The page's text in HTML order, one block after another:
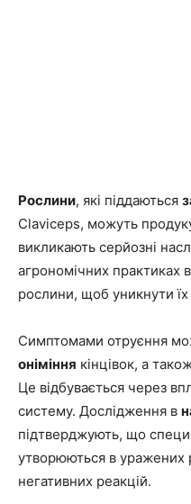
Рослини, які піддаються
Claviceps, можуть
викликають серйозні
агрономічних практиках
рослини, щоб уникнути їх
Симптомами отруєння
оніміння кінцівок, а
Це відбувається через
систему. Дослідження в
підтверджують, що
утворюються в уражених
негативних реакцій.